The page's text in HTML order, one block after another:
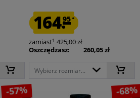
164.95*
zamiast1 425,00 zł
Oszczędzasz:
260,05 zł
Wybierz rozmiar...
-57% -68%